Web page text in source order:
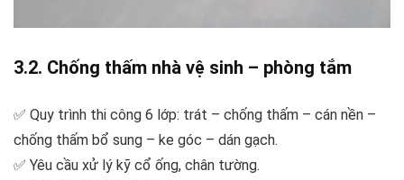
3.2. Chống thấm nhà vệ sinh – phòng tắm
✅ Quy trình thi công 6 lớp: trát – chống thấm – cán nền –
chống thấm bổ sung – ke góc – dán gạch.
✅ Yêu cầu xử lý kỹ cổ ống, chân tường.